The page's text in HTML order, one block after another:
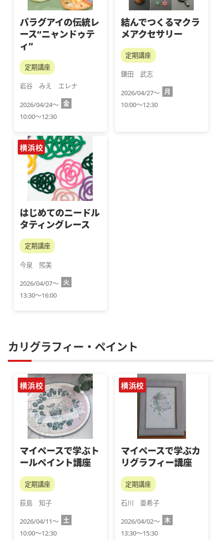
パラグアイの伝統レ
ース“ニャンドゥテ
ィ”
定期講座
岩谷　みえ　エレナ
2026/04/24～ 金
10:00～12:30
結んでつくるマクラ
メアクセサリー
定期講座
鎌田　武志
2026/04/27～ 月
10:00～12:30
横浜校
はじめてのニードル
タティングレース
定期講座
今泉　煕美
2026/04/07～ 火
13:30～16:00
カリグラフィー・ペイント
横浜校
マイペースで学ぶト
ールペイント講座
定期講座
荻島　知子
2026/04/11～ 土
10:00～12:30
横浜校
マイペースで学ぶカ
リグラフィー講座
定期講座
石川　亜希子
2026/04/02～ 木
13:30～15:30